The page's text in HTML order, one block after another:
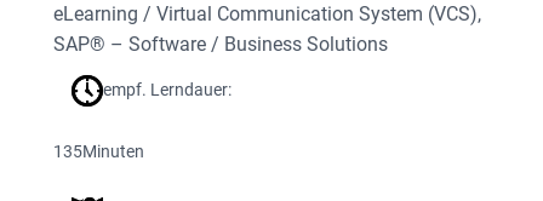
eLearning / Virtual Communication System (VCS),
SAP® – Software / Business Solutions
empf. Lerndauer:
135Minuten